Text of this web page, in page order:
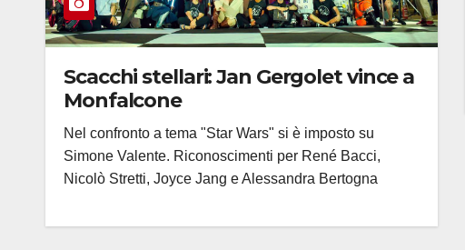
Scacchi stellari: Jan Gergolet vince a
Monfalcone
Nel confronto a tema "Star Wars" si è imposto su
Simone Valente. Riconoscimenti per René Bacci,
Nicolò Stretti, Joyce Jang e Alessandra Bertogna